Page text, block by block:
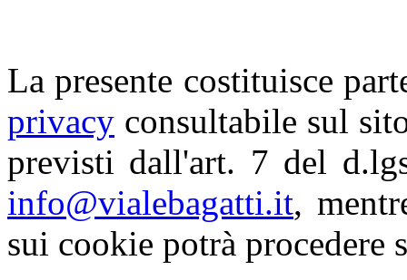
La presente costituisce
privacy consultabile sul
previsti dall'art. 7 del
info@vialebagatti.it,
sui cookie potrà procedere